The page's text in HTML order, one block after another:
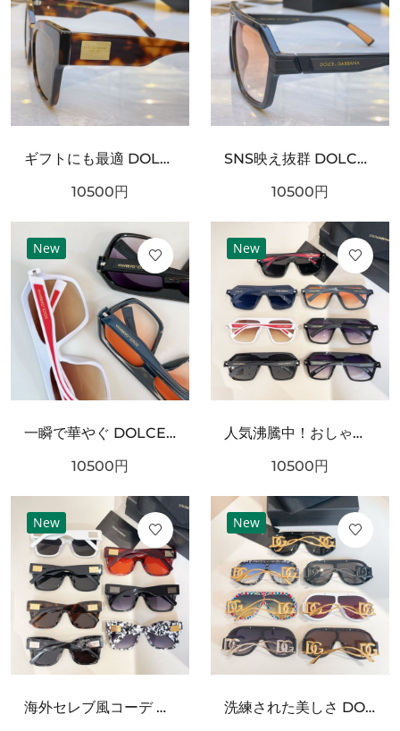
ギフトにも最適 DOLCE＆GABBANA ドルチェ＆ガッバーナ コピー サングラス ファッション好き必見
10500円
SNS映え抜群 DOLCE＆GABBANA ドルチェ＆ガッバーナ コピー サングラス スタイリッシュなスタイル
10500円
New
一瞬で華やぐ DOLCE＆GABBANA ドルチェ＆ガッバーナ コピー サングラス 期間限定
10500円
New
人気沸騰中！おしゃれ新品 DOLCE＆GABBANA ドルチェ＆ガッバーナ コピー サングラス 大人可愛い
10500円
New
海外セレブ風コーデ DOLCE＆GABBANA ドルチェ＆ガッバーナ コピー サングラス 高級感漂うデザイン
New
洗練された美しさ DOLCE＆GABBANA ドルチェ＆ガッバーナ コピー サングラス 大人の魅力溢れる